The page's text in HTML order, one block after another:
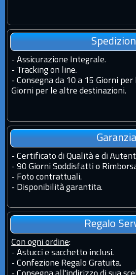
- Assicurazione Integrale.
- Tracking on line.
- Consegna da 10 a 15 Giorni
Giorni per le altre destinazioni.
Garanzia
- Certificato di Qualità e di
- 90 Giorni Soddisfatti o
- Foto contrattuali.
- Disponibilità garantita.
Regalo
Con ogni ordine:
- Astucci e sacchetto inclusi.
- Confezione Regalo Gratuita.